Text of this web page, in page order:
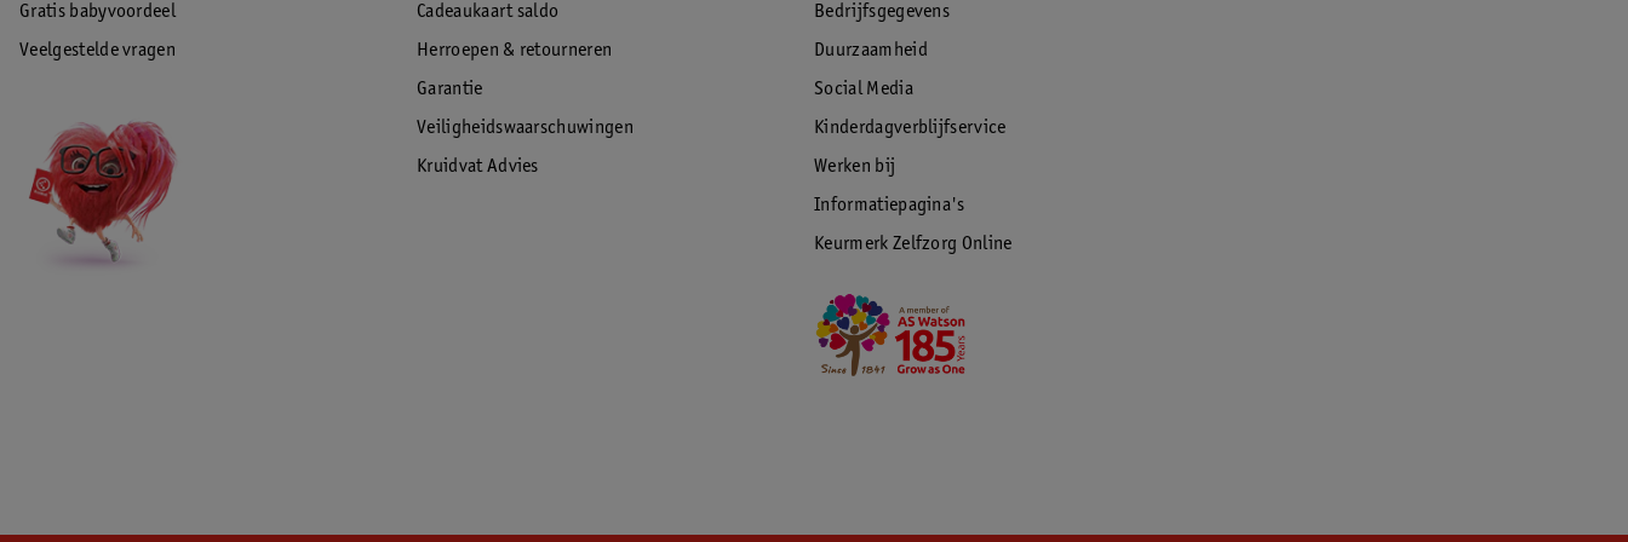
Gratis babyvoordeel
Veelgestelde vragen
Cadeaukaart saldo
Herroepen & retourneren
Garantie
Veiligheidswaarschuwingen
Kruidvat Advies
Bedrijfsgegevens
Duurzaamheid
Social Media
Kinderdagverblijfservice
Werken bij
Informatiepagina's
Keurmerk Zelfzorg Online